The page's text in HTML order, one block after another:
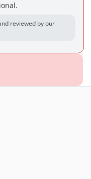
reviewed by our